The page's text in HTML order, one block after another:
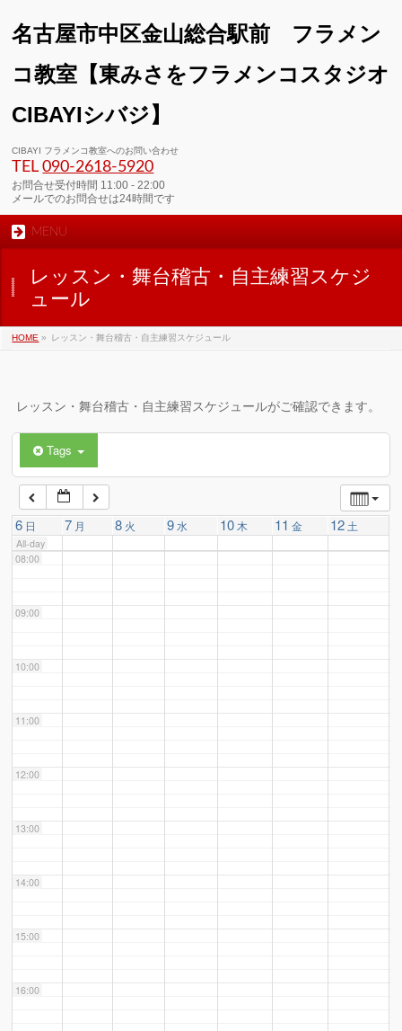
名古屋市中区金山総合駅前 フラメン
コ教室【東みさをフラメンコスタジオ
CIBAYIシバジ】
CIBAYI フラメンコ教室へのお問い合わせ
TEL090-2618‐5920
お問合せ受付時間 11:00 - 22:00
メールでのお問合せは24時間です
MENU
レッスン・舞台稽古・自主練習スケジ
ュール
HOME » レッスン・舞台稽古・自主練習スケジュール
レッスン・舞台稽古・自主練習スケジュールがご確認できます。
Tags
6 日 7 月 8 火 9水 10 木 11 金 12 土
All-day
01:00
02:00
03:00
04:00
06:00
07:00
08:00
09:00
10:00
11:00
12:00
13:00
14:00
15:00
16:00